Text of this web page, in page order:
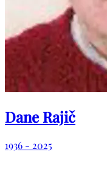
Dane Rajič
1936 - 2025